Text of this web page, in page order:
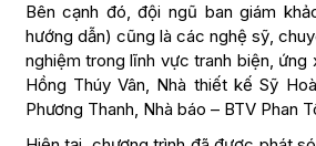
Bên cạnh đó, đội ngũ ban giám
hướng dẫn) cũng là các nghệ sỹ,
nghiệm trong lĩnh vực tranh biện, ứng
Hồng Thúy Vân, Nhà thiết kế Sỹ
Phương Thanh, Nhà báo – BTV Phan